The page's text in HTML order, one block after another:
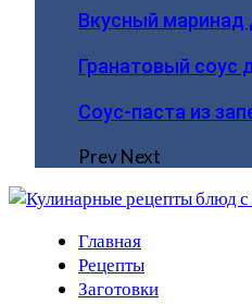
Вкусный
Гранатовый
Соус-паста из
PrevNext
Главная
Рецепты
Заготовки